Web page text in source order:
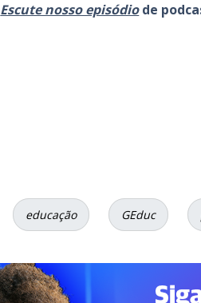
Escute nosso episódiode
educação GEduc